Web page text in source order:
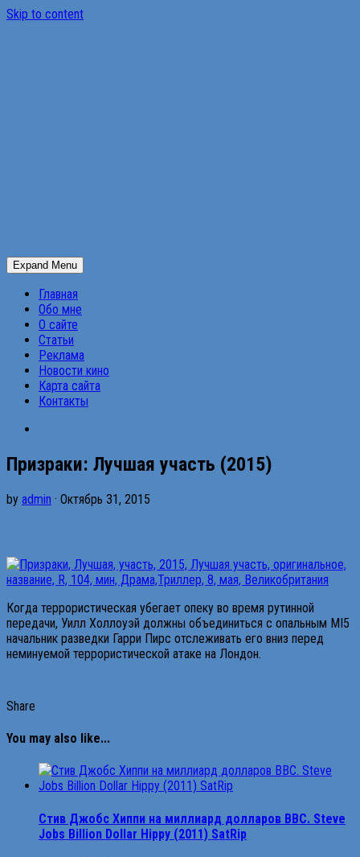
Skip to content
Expand Menu
Главная
Обо мне
О сайте
Статьи
Реклама
Новости кино
Карта сайта
Контакты
Призраки: Лучшая участь (2015)
by admin · Октябрь 31, 2015
Когда террористическая убегает опеку во время рутинной
передачи, Уилл Холлоуэй должны объединиться с опальным MI5
начальник разведки Гарри Пирс отслеживать его вниз перед
неминуемой террористической атаке на Лондон.
Share
You may also like...
Стив Джобс Хиппи на миллиард долларов BBC. Steve
Jobs Billion Dollar Hippy (2011) SatRip